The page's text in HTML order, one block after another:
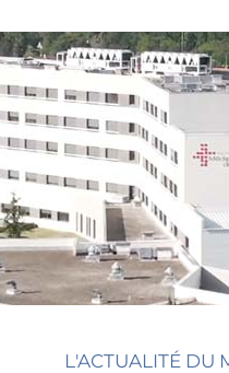
L'ACTUALITÉ DU